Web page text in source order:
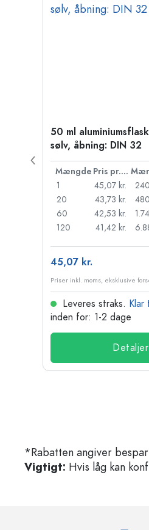
50 ml
sølv, åbning: DIN 32
Mængde Pris pr. stk.
1
45,07 kr.
20
43,73 kr.
60
42,53 kr.
120
41,42 kr.
240
480
45,07 kr.
Leveres straks. Klar
inden for: 1-2 dage
Detaljer
*Rabatten angiver
Vigtigt: Hvis låg kan